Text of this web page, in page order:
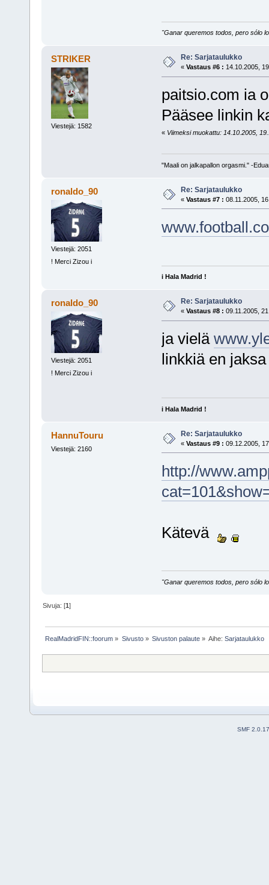
"Ganar queremos todos, pero sólo
STRIKER
Viestejä: 1582
Re: Sarjataulukko
« Vastaus #6 : 14.10.2005,
paitsio.com ia
Pääsee linkin
« Viimeksi muokattu: 14.10.2005,
"Maali on jalkapallon orgasmi." -
ronaldo_90
Viestejä: 2051
! Merci Zizou i
Re: Sarjataulukko
« Vastaus #7 : 08.11.2005,
i Hala Madrid !
ronaldo_90
Viestejä: 2051
! Merci Zizou i
Re: Sarjataulukko
« Vastaus #8 : 09.11.2005,
ja vielä
linkkiä en
i Hala Madrid !
HannuTouru
Viestejä: 2160
Re: Sarjataulukko
« Vastaus #9 : 09.12.2005,
http://
Kätevä
"Ganar queremos todos, pero sólo
Sivuja: [1]
RealMadridFIN::foorum » Sivusto» Sivuston palaute» Aihe:Sarjataulukko
SMF 2.0.17